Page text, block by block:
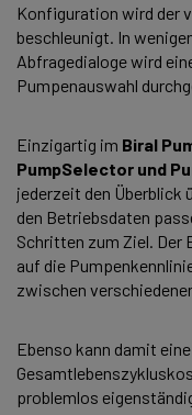
Konfiguration wird der
beschleunigt. In
Abfragedialoge wird
Pumpenauswahl
Einzigartig im Biral
PumpSelector und
jederzeit den Überblick
den Betriebsdaten
Schritten zum Ziel. Der
auf die
zwischen
Ebenso kann damit
problemlos